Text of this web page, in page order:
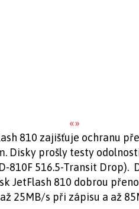
«»
810 zajišťuje ochranu
Disky prošly testy
810F 516.5-Transit
JetFlash 810 dobrou
25MB/s při zápisu a až